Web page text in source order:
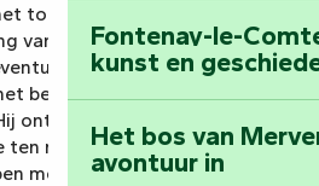
Fontenay-le-
kunst en
Het bos van
avontuur in
toeristenbureau de dienst
van het evenement, krijgt de
eisen tot vergoeding
betaalde bedrag zonder
ontvangt ook een
ten minste gelijk is aan de
moeten betalen als de